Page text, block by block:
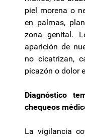
piel morena o
en palmas,
zona genital.
aparición de
no cicatrizan,
picazón o dolor
Diagnóstico
chequeos
La vigilancia